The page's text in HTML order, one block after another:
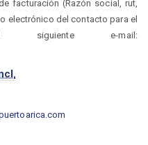
facturación (Razón social, rut,
electrónico del contacto para el
siguiente e-mail: